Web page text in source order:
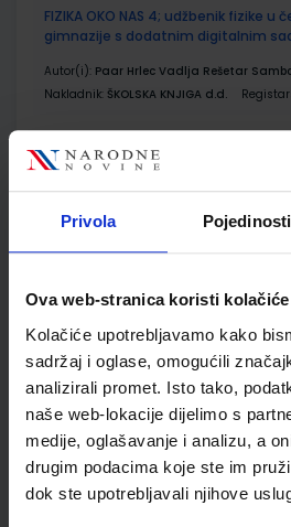
Privola Pojedinosti
Ova web-stranica koristi kolačiće
Kolačiće upotrebljavamo kako
sadržaj i oglase, omogućili
analizirali promet. Isto tako,
naše web-lokacije dijelimo s
medije, oglašavanje i analizu, a
drugim podacima koje ste im
dok ste upotrebljavali njihove
FIZIKA OKO NAS 4; udžbenik fizike
gimnazije s dodatnim digitalnim
Autor(i): Paar Hrlec Vadlja Rešetar
Nakladnik: ŠKOLSKA KNJIGA d.d.
SKU:569301 CIJENA:
Udžbenik
FIZIKA OKO NAS 4; zbirka zadataka
Vadlja Rešetar
Nakladnik:ŠKOLSKA KNJIGA d.d.
DOM
SKU:569511 CIJENA:
ŠIFRA OMOTA: